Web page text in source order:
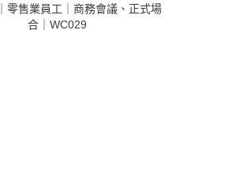
零售業員工｜商務會議、正式場
合｜WC029